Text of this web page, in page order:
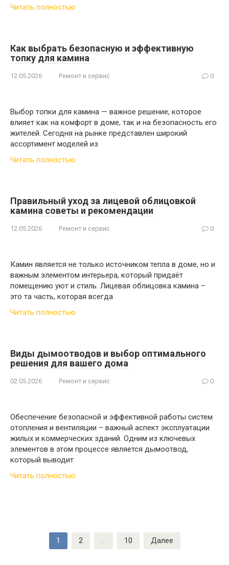
Читать полностью
Как выбрать безопасную и эффективную
топку для камина
12.05.2026 Ремонт и сервис 0
Выбор топки для камина — важное решение, которое
влияет как на комфорт в доме, так и на безопасность его
жителей. Сегодня на рынке представлен широкий
ассортимент моделей из
Читать полностью
Правильный уход за лицевой облицовкой
камина советы и рекомендации
12.05.2026 Ремонт и сервис 0
Камин является не только источником тепла в доме, но и
важным элементом интерьера, который придаёт
помещению уют и стиль. Лицевая облицовка камина –
это та часть, которая всегда
Читать полностью
Виды дымоотводов и выбор оптимального
решения для вашего дома
02.05.2026 Ремонт и сервис 0
Обеспечение безопасной и эффективной работы систем
отопления и вентиляции – важный аспект эксплуатации
жилых и коммерческих зданий. Одним из ключевых
элементов в этом процессе является дымоотвод,
который выводит
Читать полностью
1 2 … 10 Далее